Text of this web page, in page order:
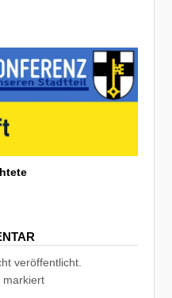
veröffentlicht.
markiert